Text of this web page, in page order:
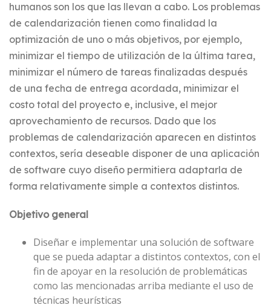
humanos son los que las llevan a cabo. Los problemas
de calendarización tienen como finalidad la
optimización de uno o más objetivos, por ejemplo,
minimizar el tiempo de utilización de la última tarea,
minimizar el número de tareas finalizadas después
de una fecha de entrega acordada, minimizar el
costo total del proyecto e, inclusive, el mejor
aprovechamiento de recursos. Dado que los
problemas de calendarización aparecen en distintos
contextos, sería deseable disponer de una aplicación
de software cuyo diseño permitiera adaptarla de
forma relativamente simple a contextos distintos.
Objetivo general
Diseñar e implementar una solución de software
que se pueda adaptar a distintos contextos, con el
fin de apoyar en la resolución de problemáticas
como las mencionadas arriba mediante el uso de
técnicas heurísticas